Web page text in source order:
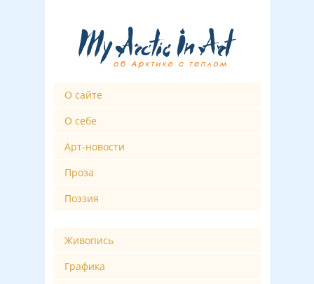
О сайте
О себе
Арт-новости
Проза
Поэзия
Живопись
Графика